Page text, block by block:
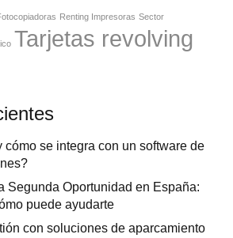
Renting Impresoras Sector
Tarjetas revolving
cómo se integra con un software de
Segunda Oportunidad en España:
puede ayudarte
con soluciones de aparcamiento